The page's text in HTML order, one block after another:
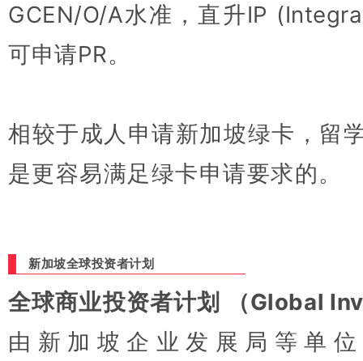
GCEN/O/A水准，直升IP
可申请PR。
相较于成人申请新加坡绿卡，留
是更容易满足绿卡申请要求的。
新加坡全球投资者计划
全球商业投资者计划 （Global
由新加坡企业发展局等单位